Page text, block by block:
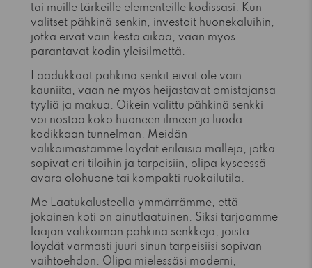
tai muille tärkeille elementeille kodissasi. Kun
valitset pähkinä senkin, investoit huonekaluihin,
jotka eivät vain kestä aikaa, vaan myös
parantavat kodin yleisilmettä.
Laadukkaat pähkinä senkit eivät ole vain
kauniita, vaan ne myös heijastavat omistajansa
tyyliä ja makua. Oikein valittu pähkinä senkki
voi nostaa koko huoneen ilmeen ja luoda
kodikkaan tunnelman. Meidän
valikoimastamme löydät erilaisia malleja, jotka
sopivat eri tiloihin ja tarpeisiin, olipa kyseessä
avara olohuone tai kompakti ruokailutila.
Me Laatukalusteella ymmärrämme, että
jokainen koti on ainutlaatuinen. Siksi tarjoamme
laajan valikoiman pähkinä senkkejä, joista
löydät varmasti juuri sinun tarpeisiisi sopivan
vaihtoehdon. Olipa mielessäsi moderni,